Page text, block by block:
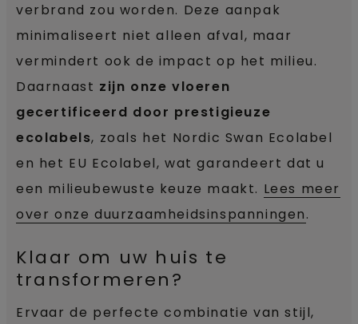
verbrand zou worden. Deze aanpak
minimaliseert niet alleen afval, maar
vermindert ook de impact op het milieu.
Daarnaast zijn onze vloeren
gecertificeerd door prestigieuze
ecolabels, zoals het Nordic Swan Ecolabel
en het EU Ecolabel, wat garandeert dat u
een milieubewuste keuze maakt. Lees meer
over onze duurzaamheidsinspanningen.
Klaar om uw huis te
transformeren?
Ervaar de perfecte combinatie van stijl,